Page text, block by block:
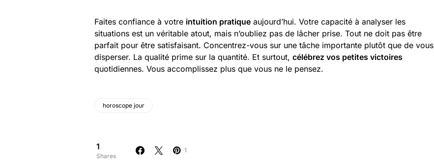
Faites confiance à votre intuition pratique aujourd’hui. Votre capacité à analyser les
situations est un véritable atout, mais n’oubliez pas de lâcher prise. Tout ne doit pas être
parfait pour être satisfaisant. Concentrez-vous sur une tâche importante plutôt que de vous
disperser. La qualité prime sur la quantité. Et surtout, célébrez vos petites victoires
quotidiennes. Vous accomplissez plus que vous ne le pensez.
horoscope jour
1
Shares
1